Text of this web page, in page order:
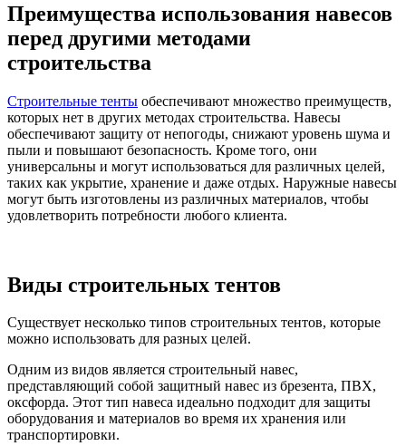
Преимущества использования навесов
перед другими методами
строительства
Строительные тенты обеспечивают множество преимуществ,
которых нет в других методах строительства. Навесы
обеспечивают защиту от непогоды, снижают уровень шума и
пыли и повышают безопасность. Кроме того, они
универсальны и могут использоваться для различных целей,
таких как укрытие, хранение и даже отдых. Наружные навесы
могут быть изготовлены из различных материалов, чтобы
удовлетворить потребности любого клиента.
Виды строительных тентов
Существует несколько типов строительных тентов, которые
можно использовать для разных целей.
Одним из видов является строительный навес,
представляющий собой защитный навес из брезента, ПВХ,
оксфорда. Этот тип навеса идеально подходит для защиты
оборудования и материалов во время их хранения или
транспортировки.